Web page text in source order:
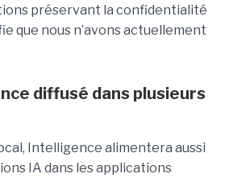
préservant la confidentialité
que nous n’avons actuellement
diffusé dans plusieurs
Intelligence alimentera aussi
IA dans les applications